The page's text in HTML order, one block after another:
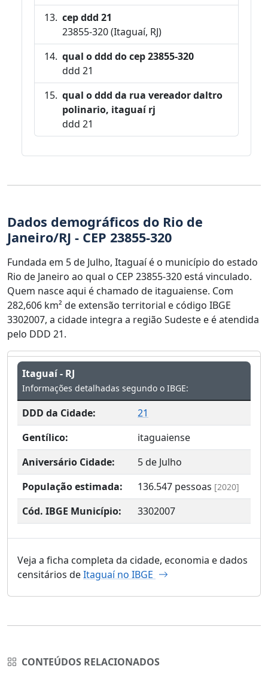
cep ddd 21
23855-320 (Itaguaí, RJ)
qual o ddd do cep 23855-320
ddd 21
qual o ddd da rua vereador daltro
polinario, itaguaí rj
ddd 21
Dados demográficos do Rio de
Janeiro/RJ - CEP 23855-320
Fundada em 5 de Julho, Itaguaí é o município do estado
Rio de Janeiro ao qual o CEP 23855-320 está vinculado.
Quem nasce aqui é chamado de itaguaiense. Com
282,606 km² de extensão territorial e código IBGE
3302007, a cidade integra a região Sudeste e é atendida
pelo DDD 21.
Itaguaí - RJ
Informações detalhadas segundo o IBGE:
DDD da Cidade:
21
Gentílico:
itaguaiense
Aniversário Cidade:
5 de Julho
População estimada:
136.547 pessoas [2020]
Cód. IBGE Município: 3302007
Veja a ficha completa da cidade, economia e dados
censitários deItaguaí no IBGE
CONTEÚDOS RELACIONADOS